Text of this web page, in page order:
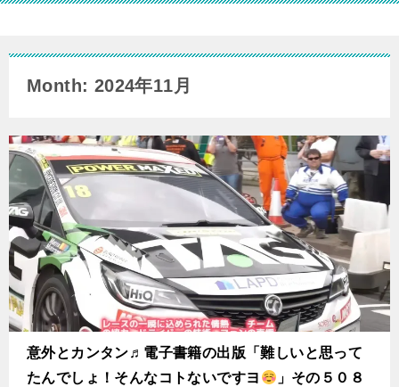
Month: 2024年11月
意外とカンタン♬電子書籍の出版「難しいと思って
たんでしょ！そんなコトないですヨ
」その５０８